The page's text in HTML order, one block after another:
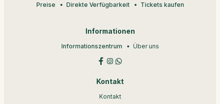
Preise Direkte Verfügbarkeit Tickets kaufen
Informationen
Informationszentrum Über uns
Kontakt
Kontakt